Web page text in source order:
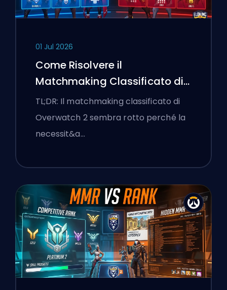
01 Jul 2026
Come Risolvere il
Matchmaking Classificato di
Overwatch 2 e le Lobby a
Senso Unico
TL;DR: Il matchmaking classificato di
Overwatch 2 sembra rotto perché la
necessit&a…